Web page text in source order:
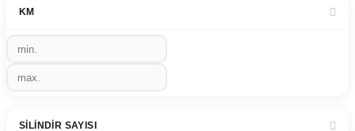
KM
SILINDIR SAYISI